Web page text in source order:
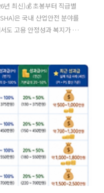
년 최신)💰 초봉부터 직급별
은 국내 산업안전 분야를
도 고용 안정성과 복지가 우
기사, 산업위생기사, 인간공
적지 않습니다.이번 글에서
평가를 종합하여 연봉과 성과
년 공시 기준 신입사원 초
급✅ 성과상여금등이 포함되
가가 확정되지 않아 제외된